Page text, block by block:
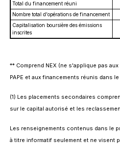
Total du financement réuni
Nombre total d'opérations de financement
Capitalisation boursière des émissions
inscrites
** Comprend NEX (ne s'applique pas
PAPE et aux financements réunis dans le
(1) Les placements secondaires
sur le capital autorisé et les
Les renseignements contenus dans le
à titre informatif seulement et ne visent